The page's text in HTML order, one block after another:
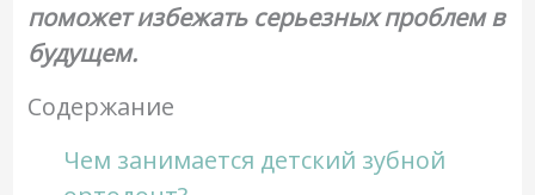
поможет избежать серьезных проблем в
будущем.
Содержание
Чем занимается детский зубной